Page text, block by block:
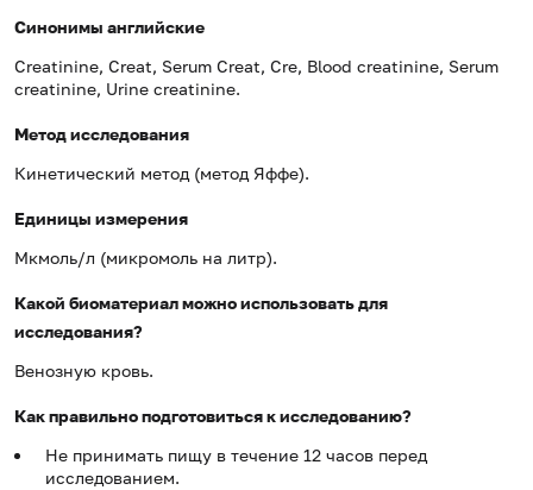
Синонимы английские
Creatinine, Creat, Serum Creat, Cre, Blood creatinine, Serum
creatinine, Urine creatinine.
Метод исследования
Кинетический метод (метод Яффе).
Единицы измерения
Мкмоль/л (микромоль на литр).
Какой биоматериал можно использовать для
исследования?
Венозную кровь.
Как правильно подготовиться к исследованию?
Не принимать пищу в течение 12 часов перед
исследованием.